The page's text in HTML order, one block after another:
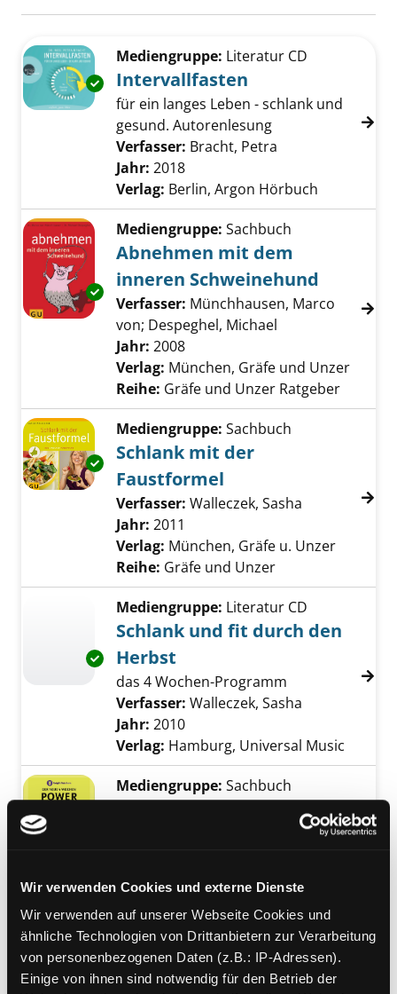
Wir verwenden Cookies und externe Dienste
Wir verwenden auf unserer Webseite Cookies und
ähnliche Technologien von Drittanbietern zur Verarbeitung
von personenbezogenen Daten (z.B.: IP-Adressen).
Einige von ihnen sind notwendig für den Betrieb der
Zu den Suchfiltern springen
Exemplar-Details von Intervallfasten
Mediengruppe: Literatur CD
Intervallfasten
für ein langes Leben - schlank und
gesund. Autorenlesung
Verfasser: Bracht, Petra
Jahr: 2018
Verlag: Berlin, Argon Hörbuch
Exemplar-Details von Abnehmen mit dem
Mediengruppe: Sachbuch
Abnehmen mit dem
inneren Schweinehund
Verfasser: Münchhausen, Marco
von; Despeghel, Michael
Jahr: 2008
Verlag: München, Gräfe und Unzer
Reihe: Gräfe und Unzer Ratgeber
Exemplar-Details von Schlank mit der
Mediengruppe: Sachbuch
Schlank mit der
Faustformel
Verfasser: Walleczek, Sasha Suche nach
Jahr: 2011
Verlag: München, Gräfe u. Unzer
Reihe: Gräfe und Unzer
Exemplar-Details von Schlank und fit durch
Mediengruppe: Literatur CD
Schlank und fit durch den
Herbst
das 4 Wochen-Programm
Verfasser: Walleczek, Sasha
Jahr: 2010
Verlag: Hamburg, Universal Music
Mediengruppe: Sachbuch
Der neue 4 Wochen Power
bleiben
Jahr:2023
Verlag:München, Gräfe und Unzer
Mediengruppe:Sachbuch